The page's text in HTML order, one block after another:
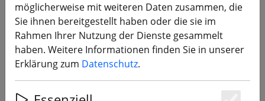
Dquad LRX RefleX 4 Zoll Arm
34% SPAREN
möglicherweise mit weiteren Daten zusammen, die
Sie ihnen bereitgestellt haben oder die sie im
Rahmen Ihrer Nutzung der Dienste gesammelt
haben. Weitere Informationen finden Sie in unserer
Erklärung zum Datenschutz.